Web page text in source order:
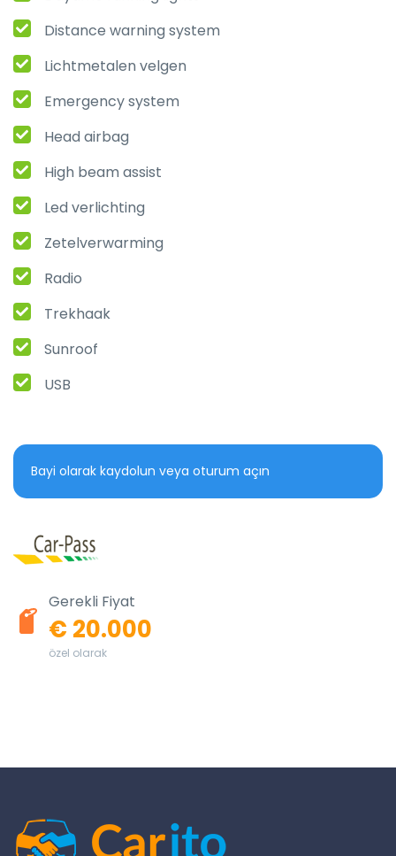
Distance warning system
Lichtmetalen velgen
Emergency system
Head airbag
High beam assist
Led verlichting
Zetelverwarming
Radio
Trekhaak
Sunroof
USB
Bayi olarak kaydolun veya oturum açın
Gerekli Fiyat
€ 20.000
özel olarak